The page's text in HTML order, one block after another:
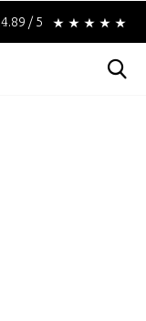
Betaal achteraf met
4.89 / 5